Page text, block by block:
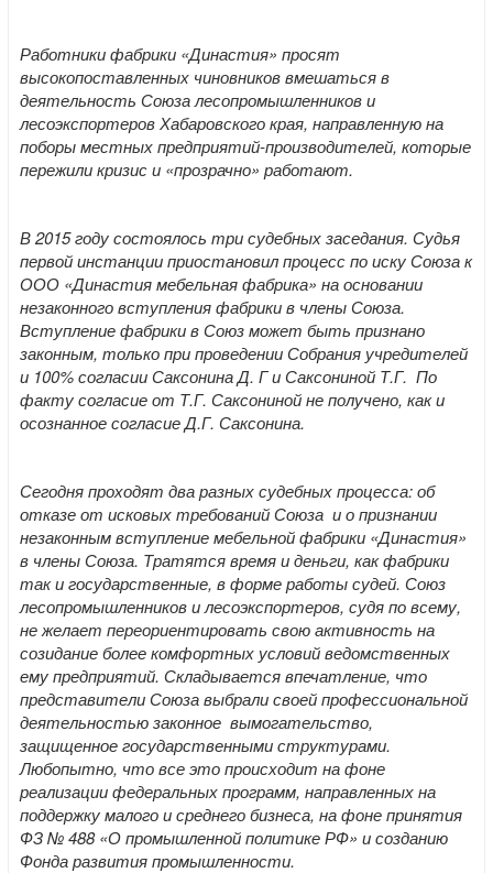
Работники фабрики «Династия» просят
высокопоставленных чиновников вмешаться в
деятельность Союза лесопромышленников и
лесоэкспортеров Хабаровского края, направленную на
поборы местных предприятий-производителей, которые
пережили кризис и «прозрачно» работают.
В 2015 году состоялось три судебных заседания. Судья
первой инстанции приостановил процесс по иску Союза к
ООО «Династия мебельная фабрика» на основании
незаконного вступления фабрики в члены Союза.
Вступление фабрики в Союз может быть признано
законным, только при проведении Собрания учредителей
и 100% согласии Саксонина Д. Г и Саксониной Т.Г. По
факту согласие от Т.Г. Саксониной не получено, как и
осознанное согласие Д.Г. Саксонина.
Сегодня проходят два разных судебных процесса: об
отказе от исковых требований Союза и о признании
незаконным вступление мебельной фабрики «Династия»
в члены Союза. Тратятся время и деньги, как фабрики
так и государственные, в форме работы судей. Союз
лесопромышленников и лесоэкспортеров, судя по всему,
не желает переориентировать свою активность на
созидание более комфортных условий ведомственных
ему предприятий. Складывается впечатление, что
представители Союза выбрали своей профессиональной
деятельностью законное вымогательство,
защищенное государственными структурами.
Любопытно, что все это происходит на фоне
реализации федеральных программ, направленных на
поддержку малого и среднего бизнеса, на фоне принятия
ФЗ № 488 «О промышленной политике РФ» и созданию
Фонда развития промышленности.